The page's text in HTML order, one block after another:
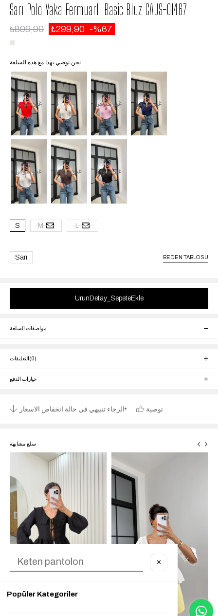
Sarı Polo Yaka Fermuarlı Basic Bluz GAUS-01467
₺899,90 ₺299,90 67
نحن نوصي بهذا مع هذه السلعة
غير متوفر غير متوفر غير متوفر
غير متوفر غير متوفر غير متوفر
S M L
Sarı BEDEN TABLOSU
مواصفات السلعة
التعليقات (0)
خيارات الدفع
الرجاء تنبيهي في حالة انخفاض الاسعار توصية
سلع مشابهة
✕
Popüler Kategoriler